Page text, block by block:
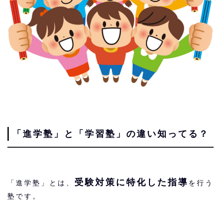
「進学塾」と「学習塾」の違い知ってる？
「進学塾」とは、 受験対策に特化した指導 を行う
塾です。